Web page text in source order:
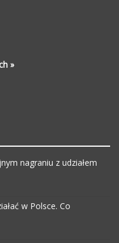
»
nagraniu z udziałem
w Polsce. Co